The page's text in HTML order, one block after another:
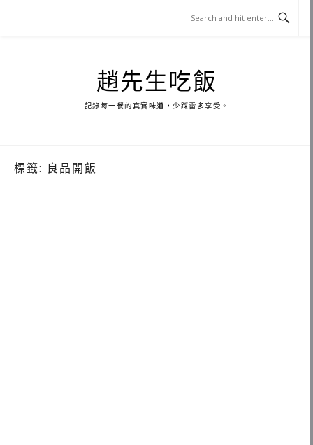
趙先生吃飯
記錄每一餐的真實味道，少踩雷多享受。
標籤: 良品開飯